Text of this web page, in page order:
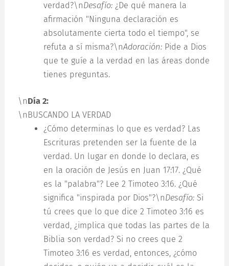
verdad?\nDesafío:¿De qué manera la
afirmación "Ninguna declaración es
absolutamente cierta todo el tiempo", se
refuta a sí misma?\nAdoración:Pide a Dios
que te guíe a la verdad en las áreas donde
tienes preguntas.
\nDía 2:
\nBUSCANDO LA VERDAD
¿Cómo determinas lo que es verdad? Las
Escrituras pretenden ser la fuente de la
verdad. Un lugar en donde lo declara, es
en la oración de Jesús en Juan 17:17. ¿Qué
es la "palabra"? Lee 2 Timoteo 3:16. ¿Qué
significa "inspirada por Dios"?\nDesafío:Si
tú crees que lo que dice 2 Timoteo 3:16 es
verdad, ¿implica que todas las partes de la
Biblia son verdad? Si no crees que 2
Timoteo 3:16 es verdad, entonces, ¿cómo